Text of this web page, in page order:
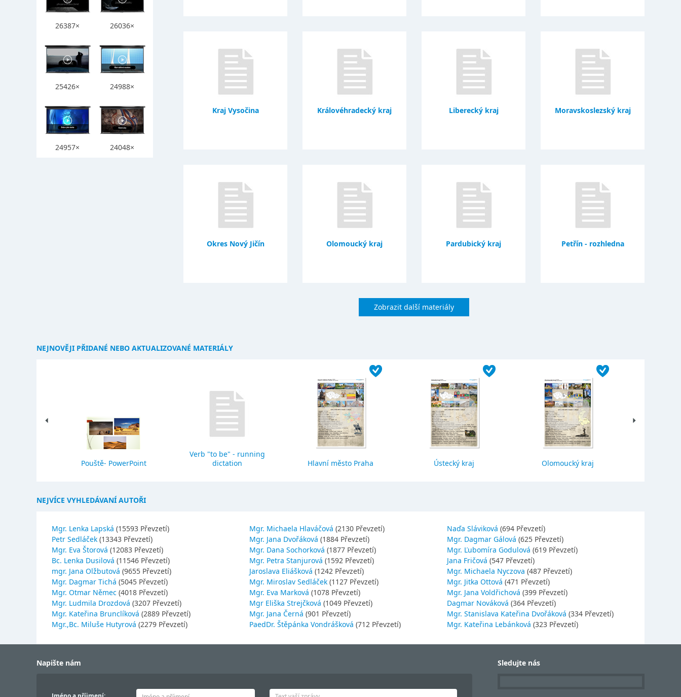
Kraj Vysočina Královéhradecký kraj Liberecký kraj Moravskoslezský kraj
Okres Nový Jičín Olomoucký kraj Pardubický kraj Petřín - rozhledna
Zobrazit další materiály
26387× 26036×
25426× 24988×
24957× 24048×
NEJNOVĚJI PŘIDANÉ NEBO AKTUALIZOVANÉ MATERIÁLY
Pouště- PowerPoint
Verb "to be" - running
dictation
Hlavní město Praha Ústecký kraj Olomoucký kraj
NEJVÍCE VYHLEDÁVANÍ AUTOŘI
Mgr. Lenka Lapská (15593 Převzetí)
Petr Sedláček (13343 Převzetí)
Mgr. Eva Štorová (12083 Převzetí)
Bc. Lenka Dusilová (11546 Převzetí)
mgr. Jana Olžbutová (9655 Převzetí)
Mgr. Dagmar Tichá (5045 Převzetí)
Mgr. Otmar Němec (4018 Převzetí)
Mgr. Ludmila Drozdová (3207 Převzetí)
Mgr. Kateřina Brunclíková (2889 Převzetí)
Mgr.,Bc. Miluše Hutyrová (2279 Převzetí)
Mgr. Michaela Hlaváčová (2130 Převzetí)
Mgr. Jana Dvořáková (1884 Převzetí)
Mgr. Dana Sochorková (1877 Převzetí)
Mgr. Petra Stanjurová (1592 Převzetí)
Jaroslava Eliášková (1242 Převzetí)
Mgr. Miroslav Sedláček (1127 Převzetí)
Mgr. Eva Marková (1078 Převzetí)
Mgr Eliška Strejčková (1049 Převzetí)
Mgr. Jana Černá (901 Převzetí)
PaedDr. Štěpánka Vondrášková (712 Převzetí)
Naďa Sláviková (694 Převzetí)
Mgr. Dagmar Gálová (625 Převzetí)
Mgr. Ľubomíra Godulová (619 Převzetí)
Jana Fričová (547 Převzetí)
Mgr. Michaela Nyczova (487 Převzetí)
Mgr. Jitka Ottová (471 Převzetí)
Mgr. Jana Voldřichová (399 Převzetí)
Dagmar Nováková (364 Převzetí)
Mgr. Stanislava Kateřina Dvořáková (334 Převzetí)
Mgr. Kateřina Lebánková (323 Převzetí)
Napište nám Sledujte nás